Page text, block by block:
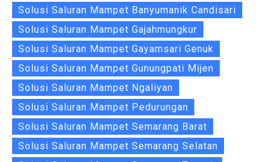
Solusi Saluran Mampet Banyumanik Candisari
Solusi Saluran Mampet Gajahmungkur
Solusi Saluran Mampet Gayamsari Genuk
Solusi Saluran Mampet Gunungpati Mijen
Solusi Saluran Mampet Ngaliyan
Solusi Saluran Mampet Pedurungan
Solusi Saluran Mampet Semarang Barat
Solusi Saluran Mampet Semarang Selatan